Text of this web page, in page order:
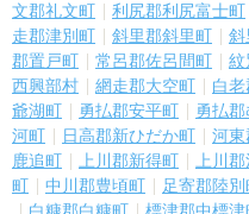
文郡礼文町
利尻郡利尻富士町
走郡津別町
斜里郡斜里町 斜
郡置戸町
常呂郡佐呂間町 紋
西興部村
網走郡大空町 白
爺湖町
勇払郡安平町 勇払
河町
日高郡新ひだか町 河東
鹿追町
上川郡新得町 上川
町
中川郡豊頃町 足寄郡陸別